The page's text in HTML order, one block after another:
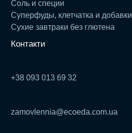
Соль и специи
Суперфуды, клетчатка и добавки
Сухие завтраки без глютена
Контакти
+38 093 013 69 32
zamovlennia@ecoeda.com.ua